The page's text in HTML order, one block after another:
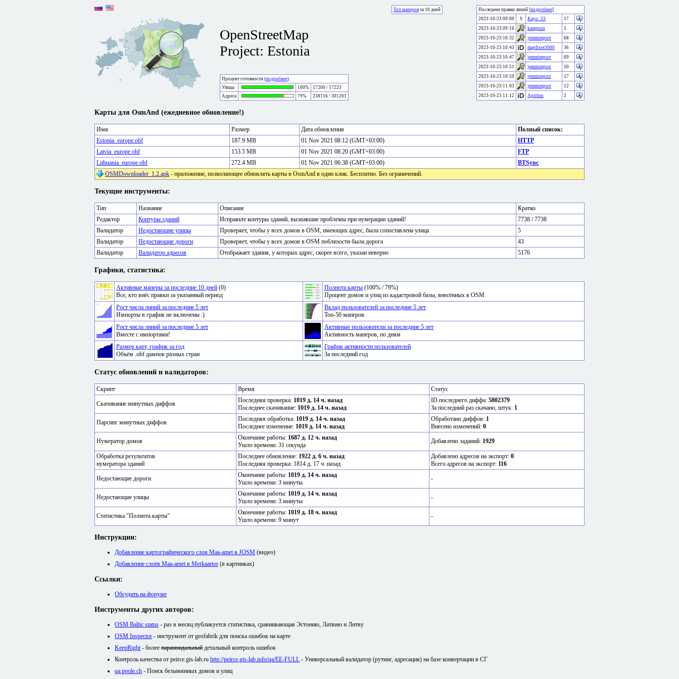
OpenStreetMap
Project: Estonia
Процент готовности (подробнее)
Улицы
100%
17200 / 17223
Адреса
79% 238116 / 301201
Топ маперовза 10 дней Последние правки линий [подробнее]
2023-10-23 09:09
S Kayo_33
17
2023-10-23 09:16
kampsun
5
2023-10-23 10:32
jemmimport
68
2023-10-23 10:43
mapfixer3000
36
2023-10-23 10:47
jemmimport
69
2023-10-23 10:51
jemmimport
50
2023-10-23 10:59
jemmimport
57
2023-10-23 11:03
jemmimport
12
2023-10-23 11:12
Apirnus 2
Карты для OsmAnd (ежедневное обновление!)
Имя Размер Дата обновления
Полный список:
Estonia_europe.obf
187.9 MB 01 Nov 2021 08:12 (GMT+03:00)
HTTP
Latvia_europe.obf
153.5 MB 01 Nov 2021 08:20 (GMT+03:00)
FTP
Lithuania_europe.obf
272.4 MB 01 Nov 2021 06:38 (GMT+03:00)
BTSync
OSMDownloader_1.2.apk - приложение, позволяющее обновлять карты в OsmAnd в один клик. Бесплатно. Без ограничений.
Текущие инструменты:
Тип Название Описание
Кратко
Редактор
Контуры зданий Исправьте контуры зданий, вызвавшие проблемы при нумерации зданий!
7738 / 7738
Валидатор
Недостающие улицы Проверяет, чтобы у всех домов в OSM, имеющих адрес, была сопоставлена улица
5
Валидатор
Недостающие дороги Проверяет, чтобы у всех домов в OSM поблизости была дорога
43
Валидатор
Валидатор адресов Отображает здания, у которых адрес, скорее всего, указан неверно 5176
Графики, статистика:
Активные маперы за последние 10 дней (0)
Все, кто внёс правки за указанный период
Полнота карты (100% / 79%)
Процент домов и улиц из кадастровой базы, внесённых в OSM
Рост числа линий за последние 5 лет
Импорты в график не включены :)
Вклад пользователей за последние 5 лет
Топ-50 маперов
Рост числа линий за последние 5 лет
Вместе с импортами!
Активные пользователи за последние 5 лет
Активность маперов, по дням
Размер карт, график за год
Объём .obf дампов разных стран
График активности пользователей
За последний год
Статус обновлений и валидаторов:
Скрипт Время Статус
Скачивание минутных диффов Последняя проверка: 1019 д. 14 ч. назад
Последнее скачивание: 1019 д. 14 ч. назад
ID последнего диффа: 5802379
За последний раз скачано, штук: 1
Парсинг минутных диффов Последняя обработка: 1019 д. 14 ч. назад
Последнее изменение: 1019 д. 14 ч. назад
Обработано диффов: 1
Внесено изменений: 0
Нумератор домов Окончание работы: 1687 д. 12 ч. назад
Ушло времени: 31 секунда
Добавлено заданий: 1929
Обработка результатов
нумератора зданий
Последнее обновление: 1922 д. 6 ч. назад
Последняя проверка: 1814 д. 17 ч. назад
Добавлено адресов на экспорт: 0
Всего адресов на экспорт: 116
Недостающие дороги Окончание работы: 1019 д. 14 ч. назад
Ушло времени: 3 минуты
-
Недостающие улицы Окончание работы: 1019 д. 14 ч. назад
Ушло времени: 3 минуты
-
Статистика "Полнота карты" Окончание работы: 1019 д. 18 ч. назад
Ушло времени: 9 минут
-
Инструкции:
Добавление картографического слоя Maa-amet в JOSM (видео)
Добавление слоёв Maa-amet в Merkaartor (в картинках)
Ссылки:
Обсудить на форуме
Инструменты других авторов:
OSM Baltic status - раз в месяц публикуется статистика, сравнивающая Эстонию, Латвию и Литву
OSM Inspector - инструмент от geofabrik для поиска ошибок на карте
KeepRight- более параноидальный детальный контроль ошибок
Контроль качества от peirce.gis-lab.ru http://peirce.gis-lab.info/qa/EE-FULL - Универсальный валидатор (рутинг, адресация) на базе конвертации в СГ
qa.poole.ch - Поиск безымянных домов и улиц